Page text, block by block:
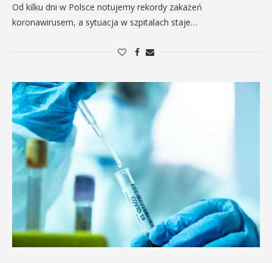
Od kilku dni w Polsce notujemy rekordy zakażeń
koronawirusem, a sytuacja w szpitalach staje…